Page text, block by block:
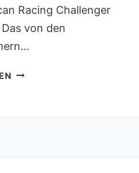
Racing Challenger
von den
38.